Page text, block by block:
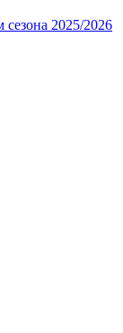
2025/2026